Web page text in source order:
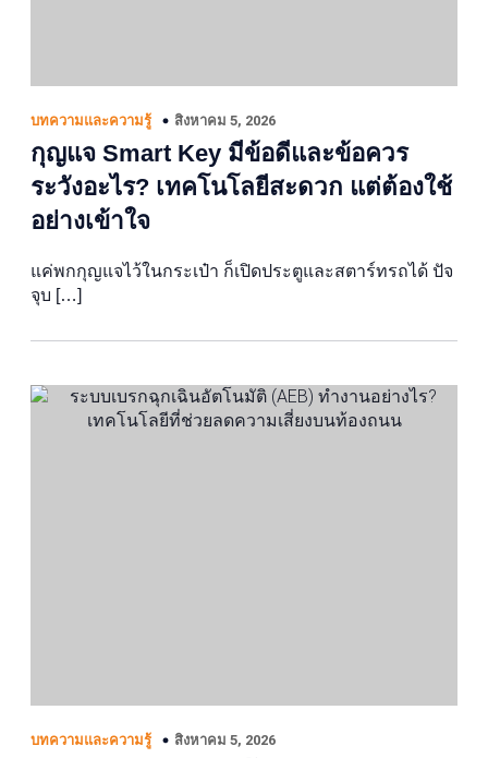
บทความและความรู้ สิงหาคม 5, 2026
กุญแจ Smart Key มีข้อดีและข้อควร
ระวังอะไร? เทคโนโลยีสะดวก แต่ต้องใช้
อย่างเข้าใจ
แค่พกกุญแจไว้ในกระเป๋า ก็เปิดประตูและสตาร์ทรถได้ ปัจ
จุบ […]
บทความและความรู้ สิงหาคม 5, 2026